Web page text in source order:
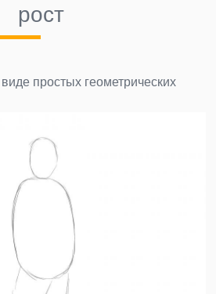
рост
простых геометрических